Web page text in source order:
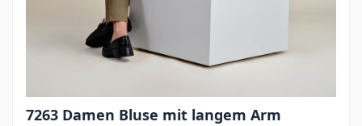
7263 Damen Bluse mit langem Arm